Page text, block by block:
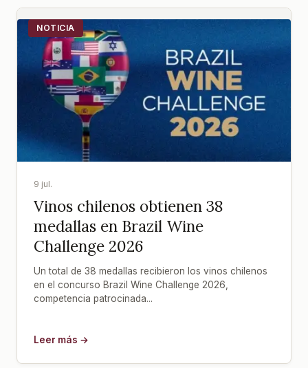
NOTICIA
9 jul.
Vinos chilenos obtienen 38
medallas en Brazil Wine
Challenge 2026
Un total de 38 medallas recibieron los vinos chilenos
en el concurso Brazil Wine Challenge 2026,
competencia patrocinada...
Leer más →